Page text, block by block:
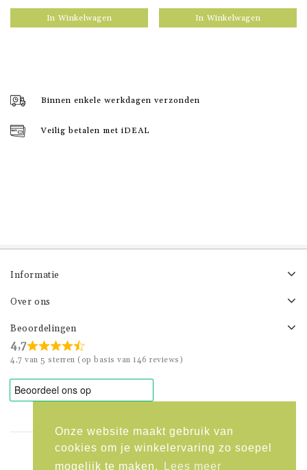
Onze website maakt gebruik van
cookies om je winkelervaring zo soepel
mogelijk te maken.
Lees meer
In Winkelwagen In Winkelwagen
Binnen enkele werkdagen verzonden
Veilig betalen met iDEAL
Informatie
Over ons
Beoordelingen
4,7
4,7 van 5 sterren (op basis van 146 reviews)
info@kekkestekkies.nl